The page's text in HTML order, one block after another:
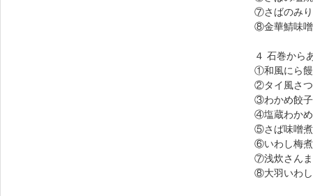
⑦さばのみ
⑧金華鯖味
４ 石巻から
①和風にら
②タイ風さ
③わかめ餃子
④塩蔵わかめ
⑤さば味噌煮
⑥いわし梅煮
⑦浅炊さんま
⑧大羽いわ